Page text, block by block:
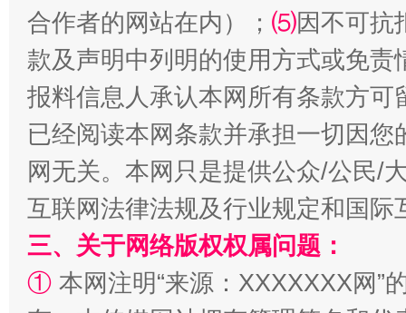
全民健身五年计划来了！等你上场
阿坝州三大球赛在茂县开幕 规模
合作者的网站在内）； ⑸因不可抗
款及声明中列明的使用方式或免责
报料信息人承认本网所有条款方
已经阅读本网条款并承担一切因
网无关。本网只是提供公众/公民/
互联网法律法规及行业规定和国
三、关于网络版权权属问题：
① 本网注明“来源：XXXXXXX网”